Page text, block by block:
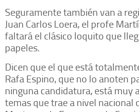
Seguramente también van a
Juan Carlos Loera, el profe
faltará el clásico loquito que
papeles.
Dicen que el que está
Rafa Espino, que no lo anoten
ninguna candidatura, está muy
temas que trae a nivel nacional